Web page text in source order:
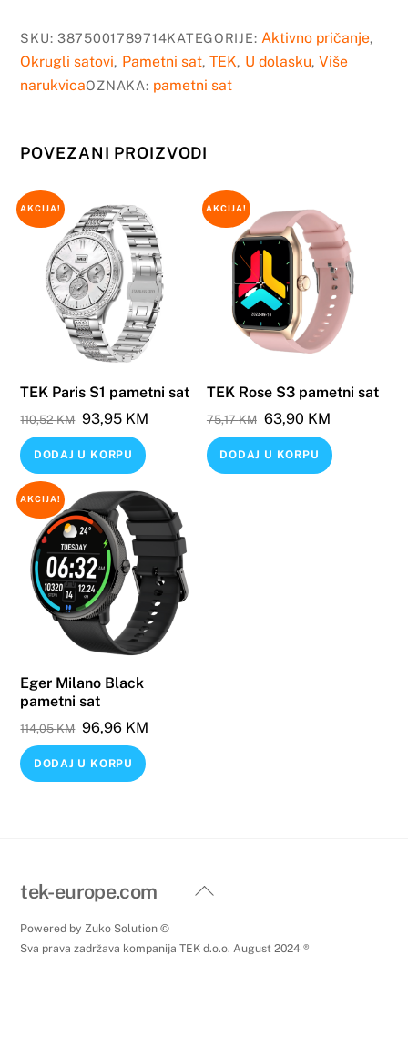
pametni
sat
AMOLED
SKU:3875001789714KATEGORIJE: Aktivno pričanje,
Okrugli satovi, Pametni sat,TEK, U dolasku,Više
narukvicaOZNAKA: pametni sat
POVEZANI PROIZVODI
AKCIJA!
TEK Paris S1 pametni sat
110,52KM Original
price
was:
93,95 KM
DODAJ U KORPU
AKCIJA!
TEK Rose S3 pametni sat
75,17KM Original
price
was:
63,90 KMCurrent
price
is:
DODAJ U KORPU
AKCIJA!
Eger Milano Black
pametni sat
114,05KM Original
price
was:
96,96 KM
DODAJ U KORPU
Back
tek-europe.com
Powered by Zuko Solution ©
Sva prava zadržava kompanija TEK d.o.o. August 2024 ®